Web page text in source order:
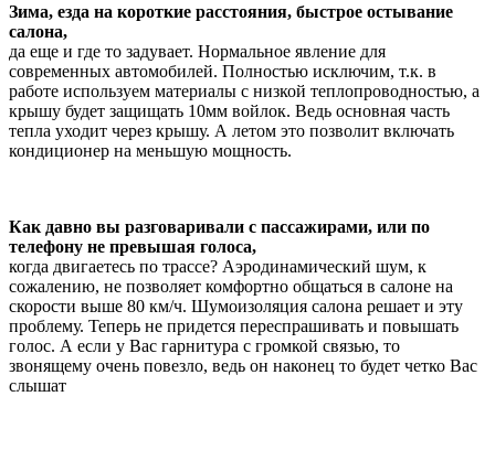
Зима, езда на короткие расстояния, быстрое остывание
салона,
да еще и где то задувает. Нормальное явление для
современных автомобилей. Полностью исключим, т.к. в
работе используем материалы с низкой теплопроводностью, а
крышу будет защищать 10мм войлок. Ведь основная часть
тепла уходит через крышу. А летом это позволит включать
кондиционер на меньшую мощность.
Как давно вы разговаривали с пассажирами, или по
телефону не превышая голоса,
когда двигаетесь по трассе? Аэродинамический шум, к
сожалению, не позволяет комфортно общаться в салоне на
скорости выше 80 км/ч. Шумоизоляция салона решает и эту
проблему. Теперь не придется переспрашивать и повышать
голос. А если у Вас гарнитура с громкой связью, то
звонящему очень повезло, ведь он наконец то будет четко Вас
слышат